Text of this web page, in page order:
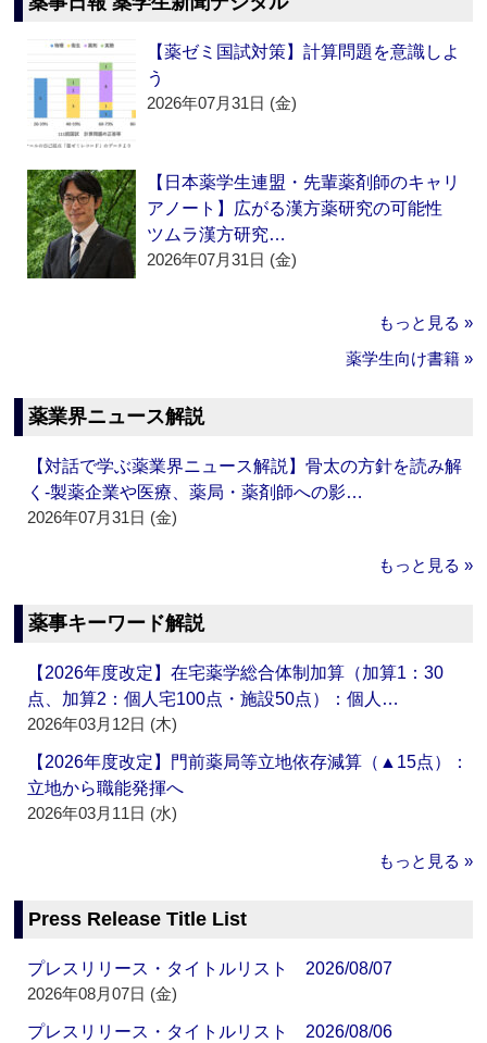
【薬ゼミ国試対策】計算問題を意識しよ
う
2026年07月31日 (金)
【日本薬学生連盟・先輩薬剤師のキャリ
アノート】広がる漢方薬研究の可能性
ツムラ漢方研究…
2026年07月31日 (金)
もっと見る »
薬学生向け書籍 »
薬業界ニュース解説
【対話で学ぶ薬業界ニュース解説】骨太の方針を読み解
く‐製薬企業や医療、薬局・薬剤師への影…
2026年07月31日 (金)
もっと見る »
薬事キーワード解説
【2026年度改定】在宅薬学総合体制加算（加算1：30
点、加算2：個人宅100点・施設50点）：個人…
2026年03月12日 (木)
【2026年度改定】門前薬局等立地依存減算（▲15点）：
立地から職能発揮へ
2026年03月11日 (水)
もっと見る »
Press Release Title List
プレスリリース・タイトルリスト 2026/08/07
2026年08月07日 (金)
プレスリリース・タイトルリスト 2026/08/06